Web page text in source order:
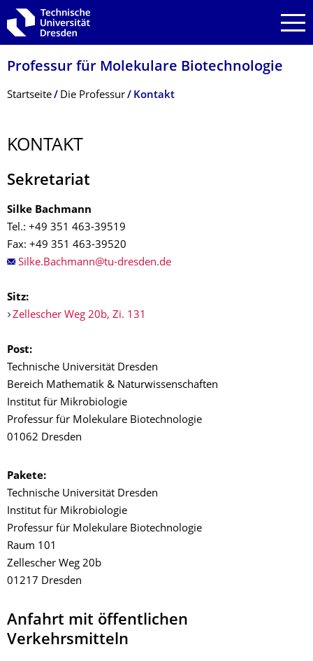
Zur Hauptnavigation springen
Zur Suche springen
Zum Inhalt springen
Professur für Molekulare Biotechnologie
Breadcrumb-Menü
Startseite Die Professur Kontakt
KONTAKT
Sekretariat
Silke Bachmann
Tel.: +49 351 463-39519
Fax: +49 351 463-39520
Sitz:
Zellescher Weg 20b, Zi. 131
Post:
Technische Universität Dresden
Bereich Mathematik & Naturwissenschaften
Institut für Mikrobiologie
Professur für Molekulare Biotechnologie
01062 Dresden
Pakete:
Technische Universität Dresden
Institut für Mikrobiologie
Professur für Molekulare Biotechnologie
Raum 101
Zellescher Weg 20b
01217 Dresden
Anfahrt mit öffentlichen
Verkehrsmitteln